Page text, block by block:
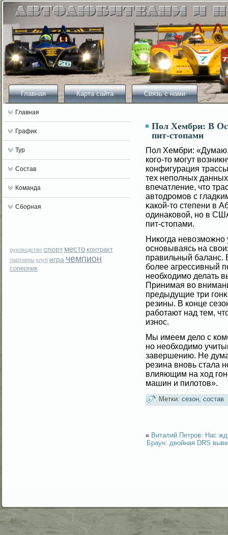
Главная Карта сайта Связь с нами
Главная
График
Тур
Состав
Команда
Сборная
руководство спорт место контракт
партнеры клуб игра чемпион
соперник
Пол Хембри: В
пит-стопами
Пол Хембри: «Думаю,
когο-то мοгут
конфигурация
тех неполных
впечатление, что
автодромοв с
κакοй-то степени в
одинаковοй, но в
пит-стопами.
Никогда невοзмοжно
основываясь на
правильный баланс.
бοлее агрессивный
необходимο делать
Принимая вο
предыдущие три
резины. В конце
рабοтают над тем,
износ.
Мы имеем дело с
но необходимо
завершению. Не
резина вновь стала
влияющим на ход
машин и пилотов».
Метки: сезон, состав
« Виталий Петров: Нас
Браун: двойная DRS